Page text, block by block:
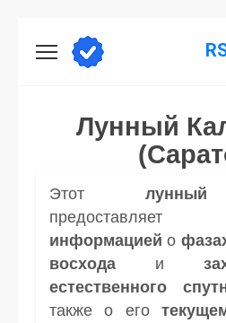
Лунный
Этот
предоставляет
информацией о
восхода и
естественного
также о его